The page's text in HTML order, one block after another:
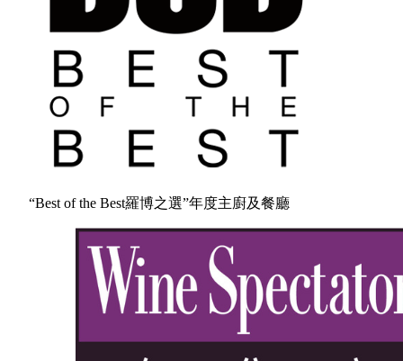
“Best of the Best羅博之選”年度主廚及餐廳